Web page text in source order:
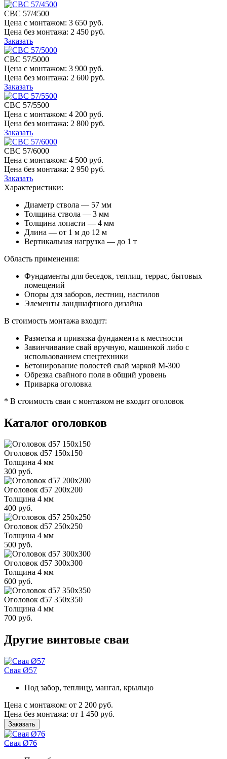
СВС 57/4500
Цена с монтажом: 3 650 руб.
Цена без монтажа: 2 450 руб.
Заказать
СВС 57/5000
Цена с монтажом: 3 900 руб.
Цена без монтажа: 2 600 руб.
Заказать
СВС 57/5500
Цена с монтажом: 4 200 руб.
Цена без монтажа: 2 800 руб.
Заказать
СВС 57/6000
Цена с монтажом: 4 500 руб.
Цена без монтажа: 2 950 руб.
Заказать
Характеристики:
Диаметр ствола — 57 мм
Толщина ствола — 3 мм
Толщина лопасти — 4 мм
Длина — от 1 м до 12 м
Вертикальная нагрузка — до 1 т
Область применения:
Фундаменты для беседок, теплиц, террас, бытовых
помещений
Опоры для заборов, лестниц, настилов
Элементы ландшафтного дизайна
В стоимость монтажа входит:
Разметка и привязка фундамента к местности
Завинчивание свай вручную, машинкой либо с
использованием спецтехники
Бетонирование полостей свай маркой М-300
Обрезка свайного поля в общий уровень
Приварка оголовка
* В стоимость сваи с монтажом не входит оголовок
Каталог оголовков
Оголовок d57 150х150
Толщина 4 мм
300 руб.
Оголовок d57 200х200
Толщина 4 мм
400 руб.
Оголовок d57 250х250
Толщина 4 мм
500 руб.
Оголовок d57 300х300
Толщина 4 мм
600 руб.
Оголовок d57 350х350
Толщина 4 мм
700 руб.
Другие винтовые сваи
Свая Ø57
Под забор, теплицу, мангал, крыльцо
Цена с монтажом: от 2 200 руб.
Цена без монтажа: от 1 450 руб.
Заказать
Свая Ø76